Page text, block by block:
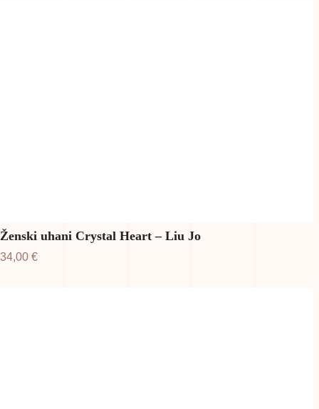
Ženski uhani Crystal Heart – Liu Jo
34,00 €